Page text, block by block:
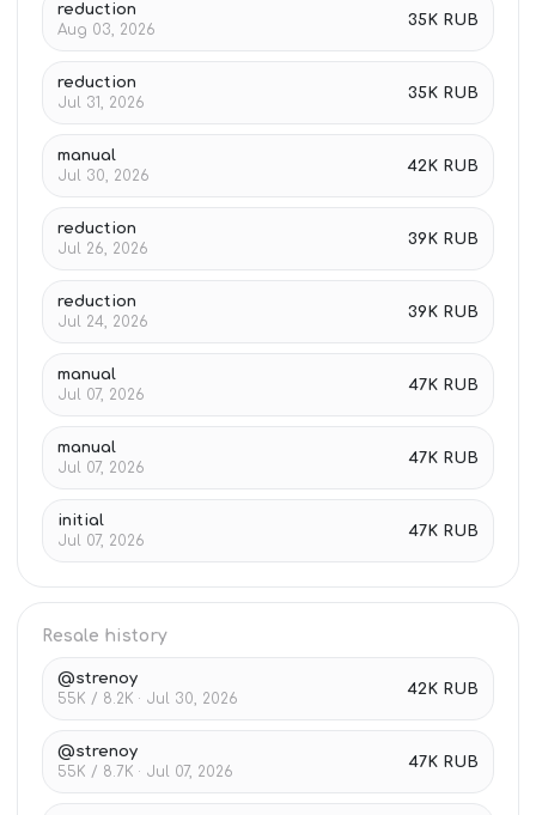
reduction
Aug 03, 2026
35K RUB
reduction
Jul 31, 2026
35K RUB
manual
Jul 30, 2026
42K RUB
reduction
Jul 26, 2026
39K RUB
reduction
Jul 24, 2026
39K RUB
manual
Jul 07, 2026
47K RUB
manual
Jul 07, 2026
47K RUB
initial
Jul 07, 2026
47K RUB
Resale history
@strenoy
55K / 8.2K · Jul 30, 2026
42K RUB
@strenoy
55K / 8.7K · Jul 07, 2026
47K RUB